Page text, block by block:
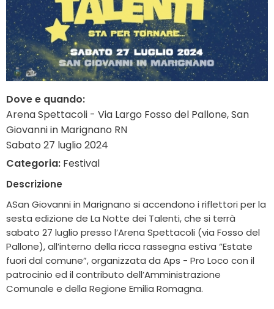
Dove e quando:
Arena Spettacoli - Via Largo Fosso del Pallone, San
Giovanni in Marignano RN
Sabato 27 luglio 2024
Categoria: Festival
Descrizione
ASan Giovanni in Marignano si accendono i riflettori per la
sesta edizione de La Notte dei Talenti, che si terrà
sabato 27 luglio presso l’Arena Spettacoli (via Fosso del
Pallone), all’interno della ricca rassegna estiva “Estate
fuori dal comune”, organizzata da Aps - Pro Loco con il
patrocinio ed il contributo dell’Amministrazione
Comunale e della Regione Emilia Romagna.